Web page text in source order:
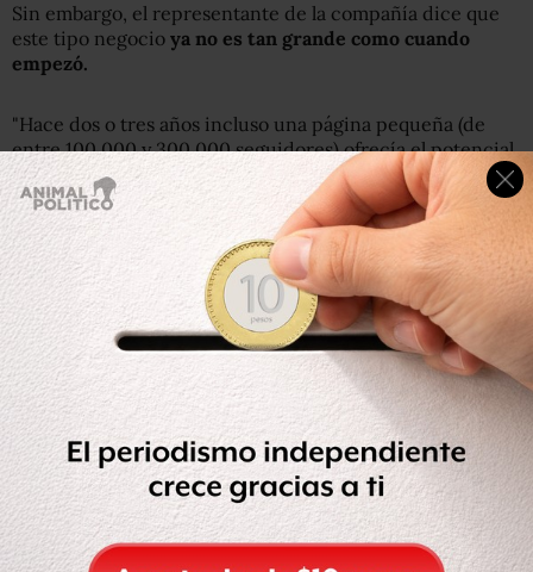
Sin embargo, el representante de la compañía dice que
este tipo negocio ya no es tan grande como cuando
empezó.
"Hace dos o tres años incluso una página pequeña (de
entre 100.000 y 300.000 seguidores) ofrecía el potencial
de ganar entre US$1.000 y US$2.000 al día. Y en 2013 los
ingresos eran aún mayores".
"Pero este año el mercado de las páginas de Facebook
está colapsando, ya no valen tanto". Culpa de ello a las
nuevas políticas que introdujo la red social en marzo y
que le permiten "eliminar las páginas que se usan para
monetizar sitios web" y "obligar a la gente a pagar a
Facebook para tener visibilidad".